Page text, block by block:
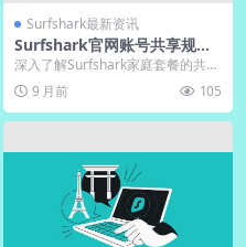
Surfshark最新资讯
Surfshark官网账号共享规
则：家庭套餐解析
深入了解Surfshark家庭套餐的共享
规则，掌握如何合法合规地在亲友
间共享账号...
9 月前 105